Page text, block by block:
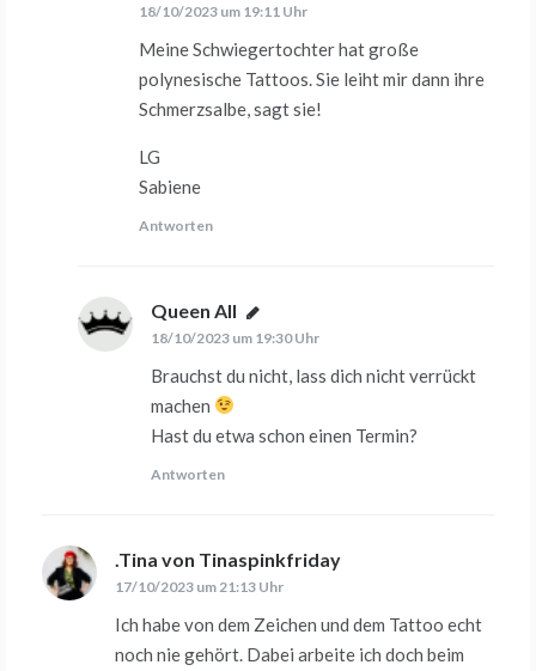
18/10/2023 um 19:11 Uhr
Meine Schwiegertochter hat große
polynesische Tattoos. Sie leiht mir dann ihre
Schmerzsalbe, sagt sie!
LG
Sabiene
Antworten
Queen All sagt:
18/10/2023 um 19:30 Uhr
Brauchst du nicht, lass dich nicht verrückt
machen
Hast du etwa schon einen Termin?
Antworten
.Tina von Tinaspinkfriday
17/10/2023 um 21:13 Uhr
Ich habe von dem Zeichen und dem Tattoo echt
noch nie gehört. Dabei arbeite ich doch beim